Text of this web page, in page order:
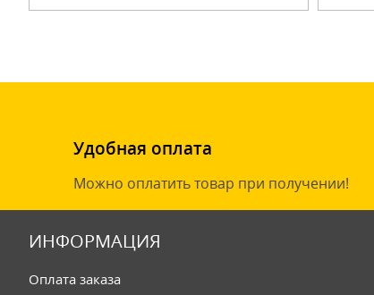
Удобная оплата
Можно оплатить товар при получении!
ИНФОРМАЦИЯ
Оплата заказа